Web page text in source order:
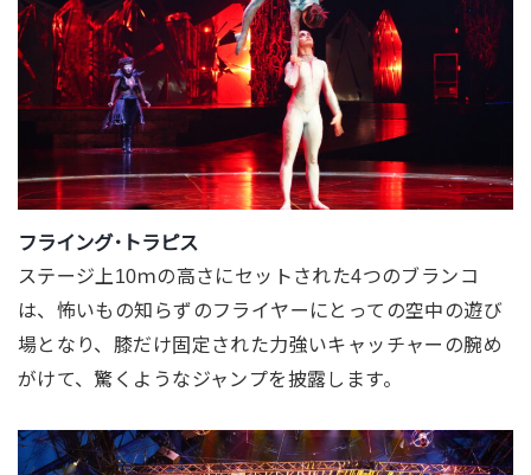
フライング･トラピス
ステージ上10ｍの高さにセットされた4つのブランコ
は、 怖いもの知らずのフライヤーにとっての空中の遊び
場となり、 膝だけ固定された力強いキャッチャーの腕め
がけて、驚くようなジャンプを披露します。